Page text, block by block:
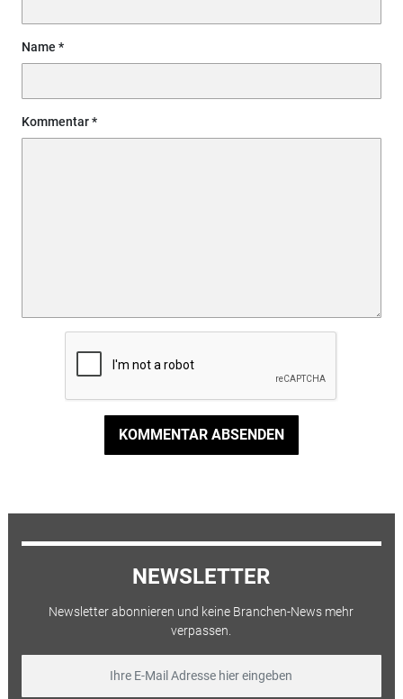
Name
Kommentar
KOMMENTAR ABSENDEN
NEWSLETTER
Newsletter abonnieren und keine Branchen-News mehr
verpassen.